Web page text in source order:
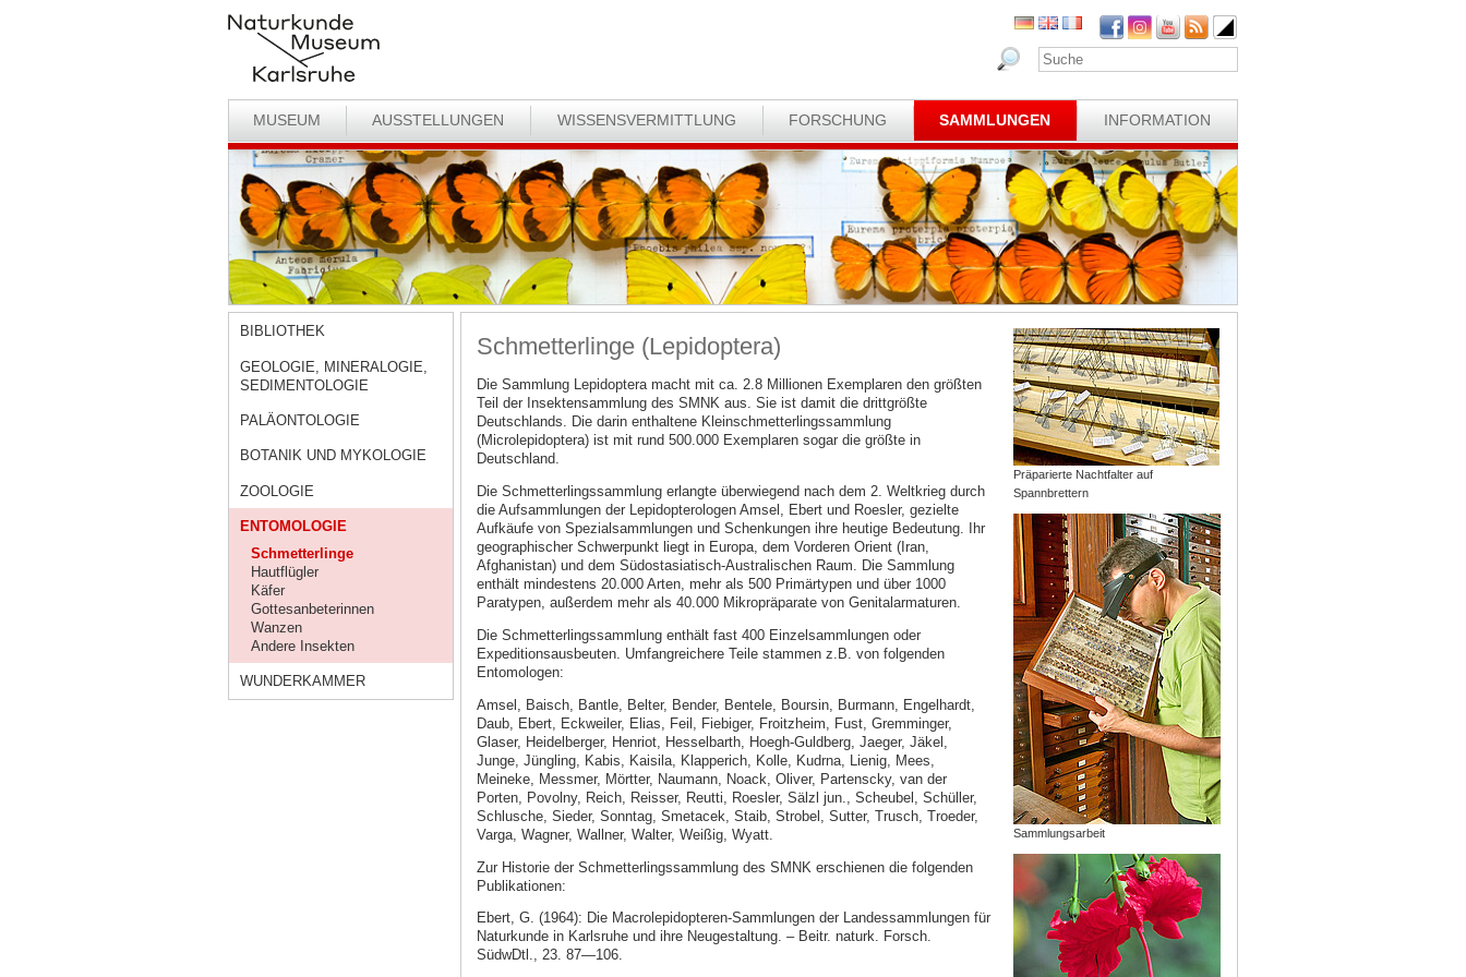
MUSEUM AUSSTELLUNGEN WISSENSVERMITTLUNG FORSCHUNG SAMMLUNGEN INFORMATION
BIBLIOTHEK
GEOLOGIE, MINERALOGIE,
SEDIMENTOLOGIE
PALÄONTOLOGIE
BOTANIK UND MYKOLOGIE
ZOOLOGIE
ENTOMOLOGIE
Schmetterlinge
Hautflügler
Käfer
Gottesanbeterinnen
Wanzen
Andere Insekten
WUNDERKAMMER
Schmetterlinge (Lepidoptera)
Die Sammlung Lepidoptera macht mit ca. 2.8 Millionen Exemplaren den größten
Teil der Insektensammlung des SMNK aus. Sie ist damit die drittgrößte
Deutschlands. Die darin enthaltene Kleinschmetterlingssammlung
(Microlepidoptera) ist mit rund 500.000 Exemplaren sogar die größte in
Deutschland.
Die Schmetterlingssammlung erlangte überwiegend nach dem 2. Weltkrieg durch
die Aufsammlungen der Lepidopterologen Amsel, Ebert und Roesler, gezielte
Aufkäufe von Spezialsammlungen und Schenkungen ihre heutige Bedeutung. Ihr
geographischer Schwerpunkt liegt in Europa, dem Vorderen Orient (Iran,
Afghanistan) und dem Südostasiatisch-Australischen Raum. Die Sammlung
enthält mindestens 20.000 Arten, mehr als 500 Primärtypen und über 1000
Paratypen, außerdem mehr als 40.000 Mikropräparate von Genitalarmaturen.
Die Schmetterlingssammlung enthält fast 400 Einzelsammlungen oder
Expeditionsausbeuten. Umfangreichere Teile stammen z.B. von folgenden
Entomologen:
Amsel, Baisch, Bantle, Belter, Bender, Bentele, Boursin, Burmann, Engelhardt,
Daub, Ebert, Eckweiler, Elias, Feil, Fiebiger, Froitzheim, Fust, Gremminger,
Glaser, Heidelberger, Henriot, Hesselbarth, Hoegh-Guldberg, Jaeger, Jäkel,
Junge, Jüngling, Kabis, Kaisila, Klapperich, Kolle, Kudrna, Lienig, Mees,
Meineke, Messmer, Mörtter, Naumann, Noack, Oliver, Partenscky, van der
Porten, Povolny, Reich, Reisser, Reutti, Roesler, Sälzl jun., Scheubel, Schüller,
Schlusche, Sieder, Sonntag, Smetacek, Staib, Strobel, Sutter, Trusch, Troeder,
Varga, Wagner, Wallner, Walter, Weißig, Wyatt.
Zur Historie der Schmetterlingssammlung des SMNK erschienen die folgenden
Publikationen:
Ebert, G. (1964): Die Macrolepidopteren-Sammlungen der Landessammlungen für
Naturkunde in Karlsruhe und ihre Neugestaltung. – Beitr. naturk. Forsch.
SüdwDtl., 23. 87—106.
Präparierte Nachtfalter auf
Spannbrettern
Sammlungsarbeit